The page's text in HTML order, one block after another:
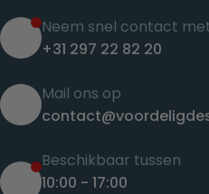
Neem snel contact
+31 297 22 82 20
Mail ons op
Beschikbaar tussen
10:00 - 17:00